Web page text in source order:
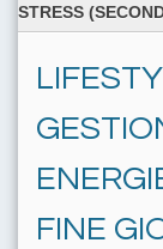
STRESS
FINE